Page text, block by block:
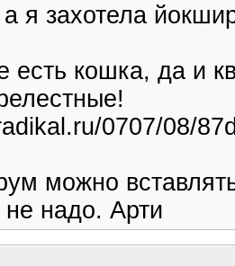
я захотела
есть кошка, да и
0707/08/
можно
надо. Арти